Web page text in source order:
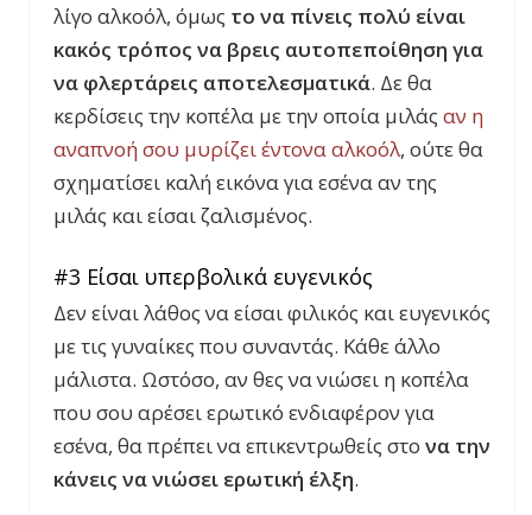
λίγο αλκοόλ, όμως το να πίνεις πολύ είναι
κακός τρόπος να βρεις αυτοπεποίθηση για
να φλερτάρεις αποτελεσματικά. Δε θα
κερδίσεις την κοπέλα με την οποία μιλάς αν η
αναπνοή σου μυρίζει έντονα αλκοόλ, ούτε θα
σχηματίσει καλή εικόνα για εσένα αν της
μιλάς και είσαι ζαλισμένος.
#3 Είσαι υπερβολικά ευγενικός
Δεν είναι λάθος να είσαι φιλικός και ευγενικός
με τις γυναίκες που συναντάς. Κάθε άλλο
μάλιστα. Ωστόσο, αν θες να νιώσει η κοπέλα
που σου αρέσει ερωτικό ενδιαφέρον για
εσένα, θα πρέπει να επικεντρωθείς στο να την
κάνεις να νιώσει ερωτική έλξη.